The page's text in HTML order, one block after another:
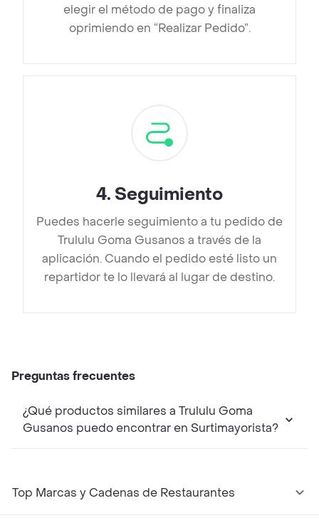
elegir el método de pago y finaliza
oprimiendo en “Realizar Pedido”.
4. Seguimiento
Puedes hacerle seguimiento a tu pedido de
Trululu Goma Gusanos a través de la
aplicación. Cuando el pedido esté listo un
repartidor te lo llevará al lugar de destino.
Preguntas frecuentes
¿Qué productos similares a Trululu Goma
Gusanos puedo encontrar en Surtimayorista?
Top Marcas y Cadenas de Restaurantes